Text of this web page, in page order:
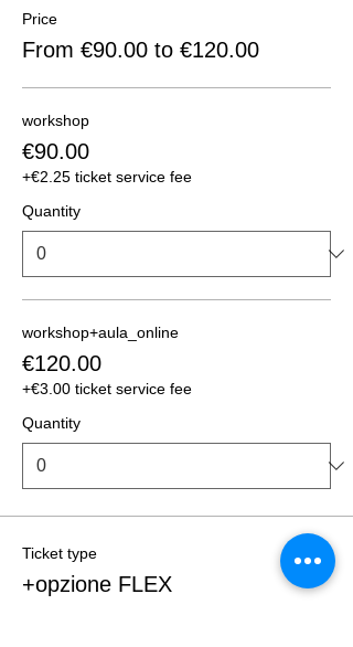
Price
From €90.00 to €120.00
workshop
€90.00
+€2.25 ticket service fee
Quantity
workshop+aula_online
€120.00
+€3.00 ticket service fee
Quantity
Ticket type
+opzione FLEX